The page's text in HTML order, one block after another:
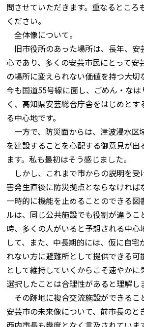
問させていただきます。重なるところ
ください。
全体像について。
旧市役所のあった場所は、長年、安
心であり、多くの安芸市民にとって安
の場所に変えられない価値を持つ大切
今も国道55号線に面し、ごめん・な
く、高知県安芸総合庁舎をはじめとす
る中心地です。
一方で、防災面からは、津波浸水区
を建設することを心配する御意見が出
ます。私も最初はそう感じました。
しかし、これまで市からの説明を受
害発生直後に防災拠点とならなければ
一時的に機能を止めることのできる図
ルは、同じ公共施設でも役割が違うこ
時、多くの人がいると予想される中心
して、また、中長期的には、仮に自宅
れない方に避難所として提供できる可
として維持していくからこそ速やかに
選択したことは合理性があると理解し
その跡地に複合交流施設ができるこ
安芸市の未来像について、前市長のと